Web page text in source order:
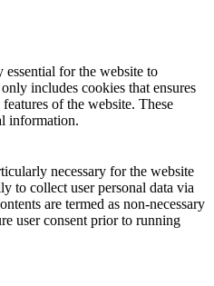
essential for the website to
includes cookies that ensures
of the website. These
information.
necessary for the website
to collect user personal data via
are termed as non-necessary
user consent prior to running